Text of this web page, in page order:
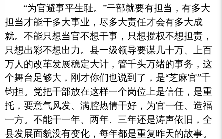
“为官避事平生耻。”干部就要有担当，有多大
担当才能干多大事业，尽多大责任才会有多大成
就。不能只想当官不想干事，只想揽权不想担责，
只想出彩不想出力。县一级领导要谋几十万、上百
万人的改革发展稳定大计，管千头万绪的事务，这
个舞台足够大，刚才你们也说到了，是“芝麻官”千
钧担。党把干部放在这样一个岗位上是信任，是重
托，要意气风发、满腔热情干好，为官一任、造福
一方。不能干一年、两年、三年还是涛声依旧，全
县发展面貌没有变化，每年都是重复昨天的故事。